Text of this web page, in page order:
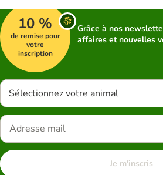
10 %
de remise pour
votre
inscription
Grâce à nos
affaires et nouvelles
Sélectionnez votre animal
Je m'inscris